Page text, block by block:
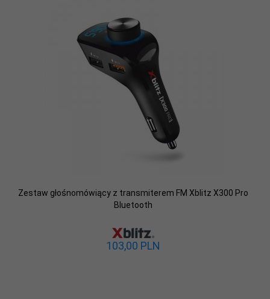
Zestaw głośnomówiący z transmiterem FM Xblitz X300 Pro
Bluetooth
103,00 PLN